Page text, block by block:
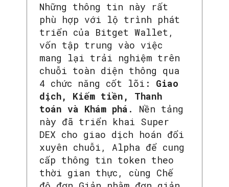
Những thông tin này rất
phù hợp với lộ trình phát
triển của Bitget Wallet,
vốn tập trung vào việc
mang lại trải nghiệm trên
chuỗi toàn diện thông qua
4 chức năng cốt lõi: Giao
dịch, Kiếm tiền, Thanh
toán và Khám phá . Nền tảng
này đã triển khai Super
DEX cho giao dịch hoán đổi
xuyên chuỗi, Alpha để cung
cấp thông tin token theo
thời gian thực, cùng Chế